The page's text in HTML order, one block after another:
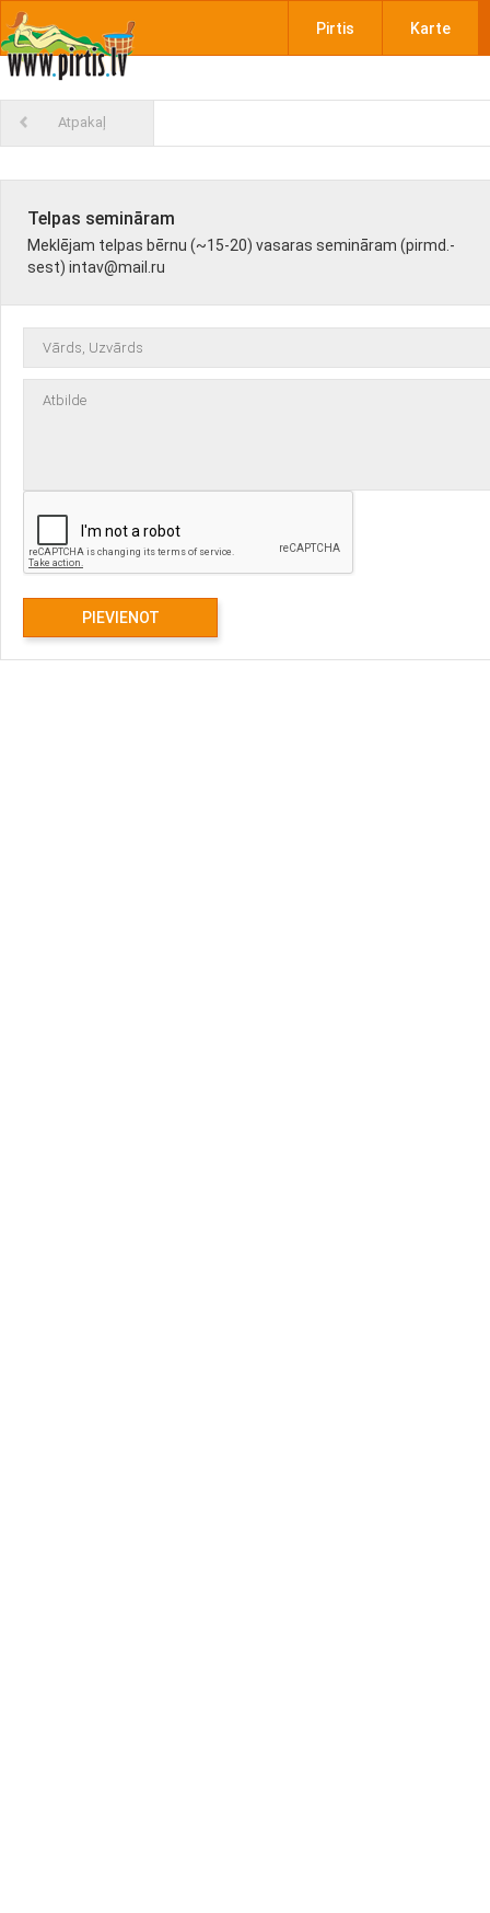
Pirtis Karte
Atpakaļ
Telpas semināram
Meklējam telpas bērnu (~15-20) vasaras semināram (pirmd.-
sest) intav@mail.ru